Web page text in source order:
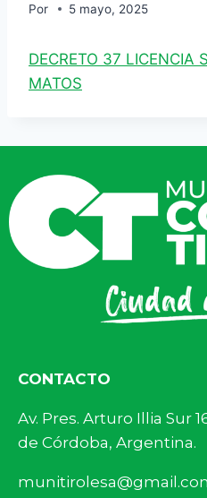
Por 5 mayo, 2025
DECRETO 37 LICENCIA
MATOS
CONTACTO
Av. Pres. Arturo
de Córdoba, Argentina.